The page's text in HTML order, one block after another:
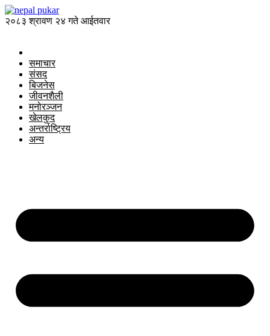
२०८३ श्रावण २४ गते आईतवार
समाचार
संसद
बिजनेस
जीवनशैली
मनोरञ्जन
खेलकुद
अन्तर्राष्ट्रिय
अन्य